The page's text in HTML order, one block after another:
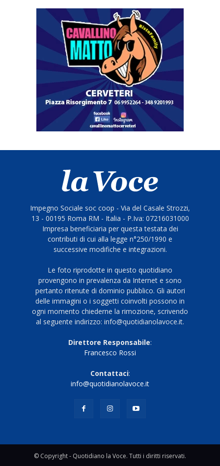
Impegno Sociale soc coop - Via del Casale Strozzi,
13 - 00195 Roma RM - Italia - P.Iva: 07216031000
Impresa beneficiaria per questa testata dei
contributi di cui alla legge n°250/1990 e
successive modifiche e integrazioni.
Le foto riprodotte in questo quotidiano
provengono in prevalenza da Internet e sono
pertanto ritenute di dominio pubblico. Gli autori
delle immagini o i soggetti coinvolti possono in
ogni momento chiederne la rimozione, scrivendo
al seguente indirizzo: info@quotidianolavoce.it.
Direttore Responsabile:
Francesco Rossi
Contattaci:
info@quotidianolavoce.it
© Copyright - Quotidiano la Voce. Tutti i diritti riservati.